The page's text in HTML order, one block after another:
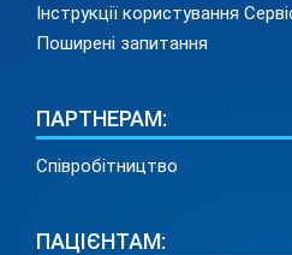
Інструкції користування
Поширені запитання
ПАРТНЕРАМ:
Співробітництво
ПАЦІЄНТАМ: